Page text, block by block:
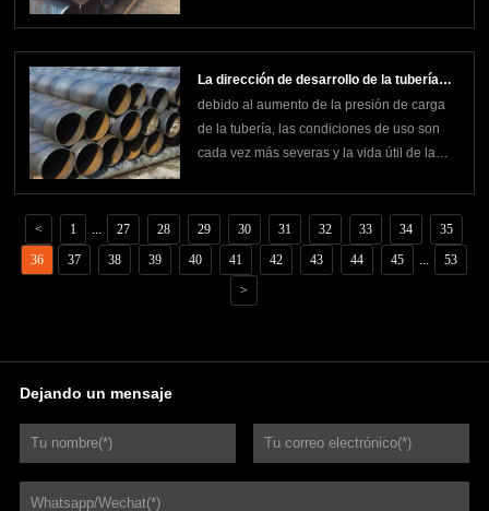
bruto en un cierto ángulo helicoidal
(llamado ángulo de
La dirección de desarrollo de la tubería
soldada en espiral
debido al aumento de la presión de carga
de la tubería, las condiciones de uso son
cada vez más severas y la vida útil de la
fabricantes de tubos de acero al
carbono deben investigar e innovar en qué
aspect
< 1 ... 27 28 29 30 31 32 33 34
35
36
37 38 39 40 41 42 43 44 45 ...
53
>
Dejando un mensaje